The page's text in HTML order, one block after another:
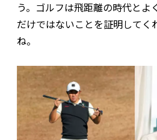
う。ゴルフは飛距離の時代とよ
だけではないことを証明してく
ね。